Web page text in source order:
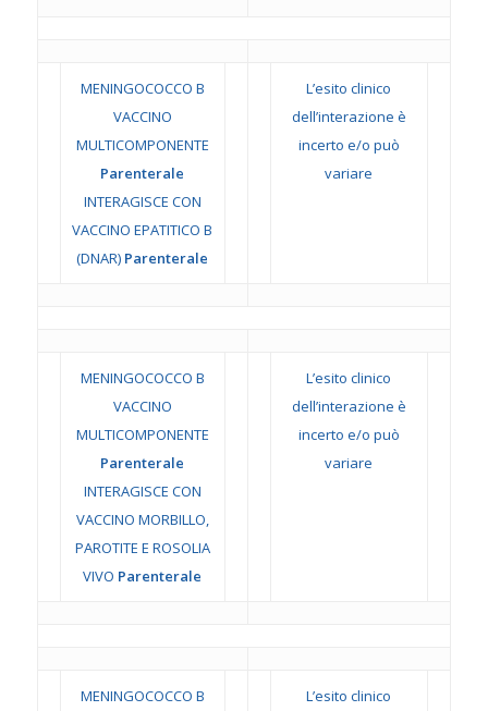
MENINGOCOCCO B
VACCINO
MULTICOMPONENTE
Parenterale
INTERAGISCE CON
VACCINO EPATITICO B
(DNAR) Parenterale
L’esito clinico
dell’interazione è
incerto e/o può
variare
MENINGOCOCCO B
VACCINO
MULTICOMPONENTE
Parenterale
INTERAGISCE CON
VACCINO MORBILLO,
PAROTITE E ROSOLIA
VIVO Parenterale
L’esito clinico
dell’interazione è
incerto e/o può
variare
MENINGOCOCCO B
L’esito clinico